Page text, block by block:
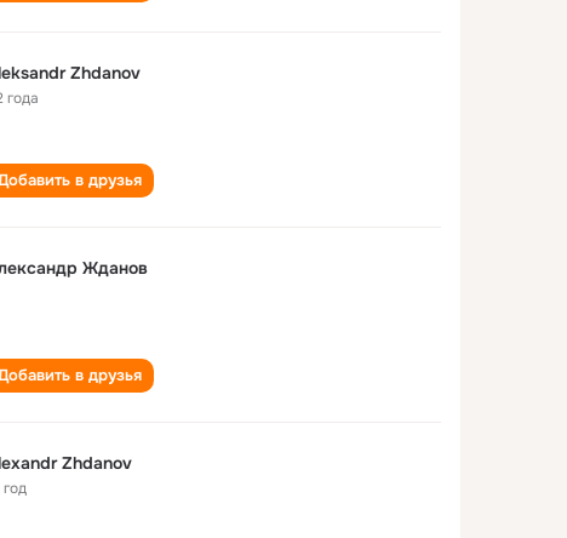
Zhdanov
года
в друзья
Жданов
в друзья
Zhdanov
год